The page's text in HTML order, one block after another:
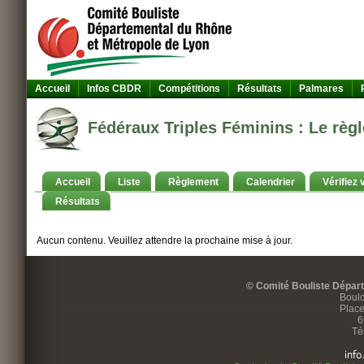
Accueil Infos CBDR Compétitions Résultats Palmares
Fédéraux Triples Féminins : Le
Accueil Liste Règlement Calendrier
Vérifiez
Résultats
Aucun contenu. Veuillez attendre la prochaine mise à jour.
© Comité Bouliste